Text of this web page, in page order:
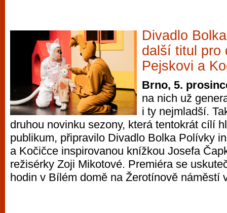
Divadlo
další titul pro
Pejskovi a
Brno, 5.
na nich už
i ty nejmladší.
druhou novinku sezony, která tentokrát cílí
publikum, připravilo Divadlo Bolka Polívky
a Kočičce inspirovanou knížkou Josefa
režisérky Zoji Mikotové. Premiéra se
hodin v Bílém domě na Žerotínově náměstí
příležitostné hráče. V...